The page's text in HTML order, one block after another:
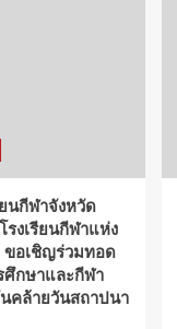
ยนกีฬาจังหวัด
งเรียนกีฬาแห่ง
ขอเชิญร่วมทอด
ศึกษาและกีฬา
คล้ายวันสถาปนา